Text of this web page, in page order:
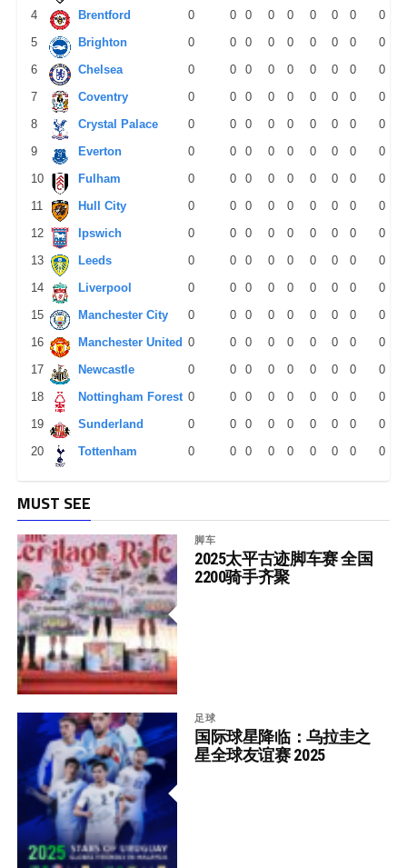
4 Brentford 0 0 0 0 0 0 0 0
0
5
Brighton 0 0 0 0 0 0 0 0
0
6
Chelsea 0 0 0 0 0 0 0 0
0
7
Coventry 0 0 0 0 0 0 0 0
0
8
Crystal Palace 0 0 0 0 0 0 0 0
0
9
Everton 0 0 0 0 0 0 0 0
0
10
Fulham 0 0 0 0 0 0 0 0
0
11
Hull City 0 0 0 0 0 0 0 0
0
12
Ipswich 0 0 0 0 0 0 0 0
0
13
Leeds 0 0 0 0 0 0 0 0
0
14
Liverpool 0 0 0 0 0 0 0 0
0
15
Manchester City 0 0 0 0 0 0 0 0
0
16
Manchester United 0 0 0 0 0 0 0 0
0
17
Newcastle 0 0 0 0 0 0 0 0
0
18
Nottingham Forest 0 0 0 0 0 0 0 0
0
19
Sunderland 0 0 0 0 0 0 0 0
0
20
Tottenham 0 0 0 0 0 0 0 0 0
MUST SEE
脚车
2025太平古迹脚车赛 全国
2200骑手齐聚
足球
国际球星降临：乌拉圭之
星全球友谊赛 2025